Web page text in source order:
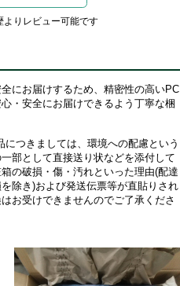
よりレビュー可能です
にお届けするため、精密性の高いPC
・安全にお届けできるよう丁寧な梱
つきましては、環境への配慮という
部として直接送り状などを添付して
の破損・傷・汚れといった理由(配達
除き)および発送伝票等が直貼りされ
お受けできませんのでご了承くださ